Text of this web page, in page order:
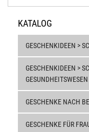
KATALOG
GESCHENKIDEEN >
GESCHENKIDEEN >
GESUNDHEITSWESEN
GESCHENKE NACH
GESCHENKE FÜR